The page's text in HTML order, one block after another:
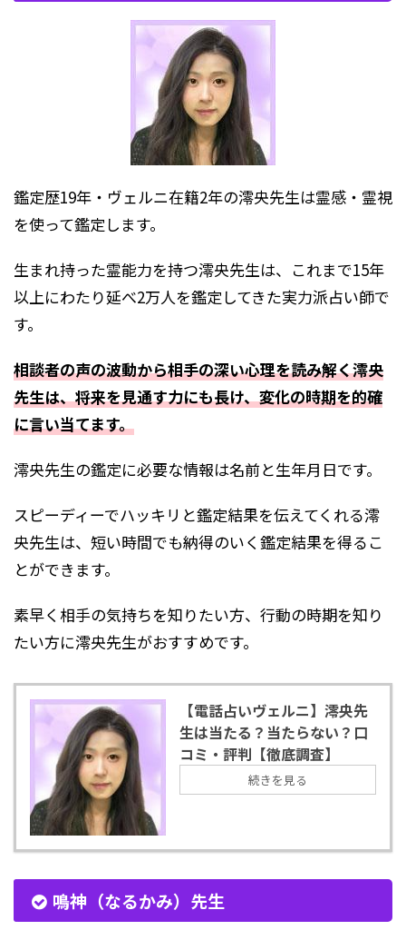
鑑定歴19年・ヴェルニ在籍2年の澪央先生は霊感・霊視
を使って鑑定します。
生まれ持った霊能力を持つ澪央先生は、これまで15年
以上にわたり延べ2万人を鑑定してきた実力派占い師で
す。
相談者の声の波動から相手の深い心理を読み解く澪央
先生は、将来を見通す力にも長け、変化の時期を的確
に言い当てます。
澪央先生の鑑定に必要な情報は名前と生年月日です。
スピーディーでハッキリと鑑定結果を伝えてくれる澪
央先生は、短い時間でも納得のいく鑑定結果を得るこ
とができます。
素早く相手の気持ちを知りたい方、行動の時期を知り
たい方に澪央先生がおすすめです。
【電話占いヴェルニ】澪央先
生は当たる？当たらない？口
コミ・評判【徹底調査】
続きを見る
鳴神（なるかみ）先生